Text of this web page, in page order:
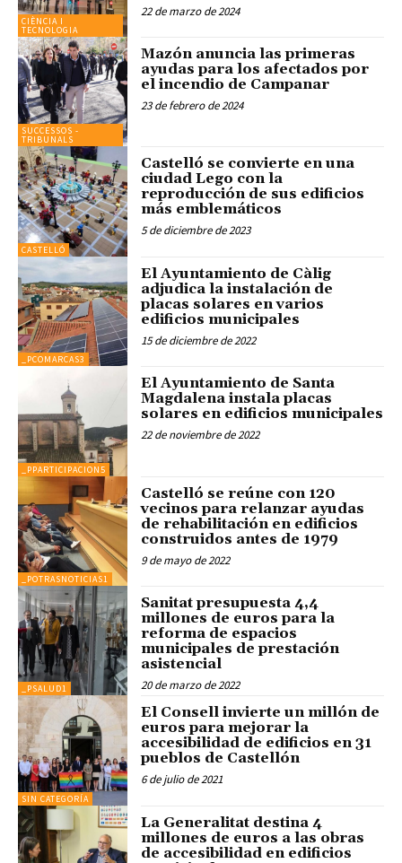
CIÈNCIA I
TECNOLOGIA
22 de marzo de 2024
SUCCESSOS -
TRIBUNALS
Mazón anuncia las primeras
ayudas para los afectados por
el incendio de Campanar
23 de febrero de 2024
CASTELLÓ
Castelló se convierte en una
ciudad Lego con la
reproducción de sus edificios
más emblemáticos
5 de diciembre de 2023
_PCOMARCAS3
El Ayuntamiento de Càlig
adjudica la instalación de
placas solares en varios
edificios municipales
15 de diciembre de 2022
_PPARTICIPACION5
El Ayuntamiento de Santa
Magdalena instala placas
solares en edificios municipales
22 de noviembre de 2022
_POTRASNOTICIAS1
Castelló se reúne con 120
vecinos para relanzar ayudas
de rehabilitación en edificios
construidos antes de 1979
9 de mayo de 2022
_PSALUD1
Sanitat presupuesta 4,4
millones de euros para la
reforma de espacios
municipales de prestación
asistencial
20 de marzo de 2022
SIN CATEGORÍA
El Consell invierte un millón de
euros para mejorar la
accesibilidad de edificios en 31
pueblos de Castellón
6 de julio de 2021
La Generalitat destina 4
millones de euros a las obras
de accesibilidad en edificios